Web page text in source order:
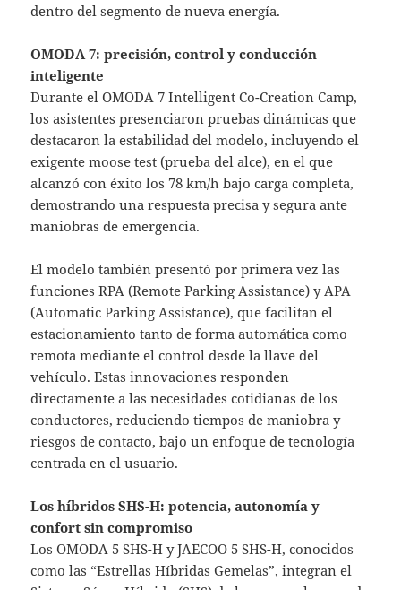
dentro del segmento de nueva energía.
OMODA 7: precisión, control y conducción
inteligente
Durante el OMODA 7 Intelligent Co-Creation Camp,
los asistentes presenciaron pruebas dinámicas que
destacaron la estabilidad del modelo, incluyendo el
exigente moose test (prueba del alce), en el que
alcanzó con éxito los 78 km/h bajo carga completa,
demostrando una respuesta precisa y segura ante
maniobras de emergencia.
El modelo también presentó por primera vez las
funciones RPA (Remote Parking Assistance) y APA
(Automatic Parking Assistance), que facilitan el
estacionamiento tanto de forma automática como
remota mediante el control desde la llave del
vehículo. Estas innovaciones responden
directamente a las necesidades cotidianas de los
conductores, reduciendo tiempos de maniobra y
riesgos de contacto, bajo un enfoque de tecnología
centrada en el usuario.
Los híbridos SHS-H: potencia, autonomía y
confort sin compromiso
Los OMODA 5 SHS-H y JAECOO 5 SHS-H, conocidos
como las “Estrellas Híbridas Gemelas”, integran el